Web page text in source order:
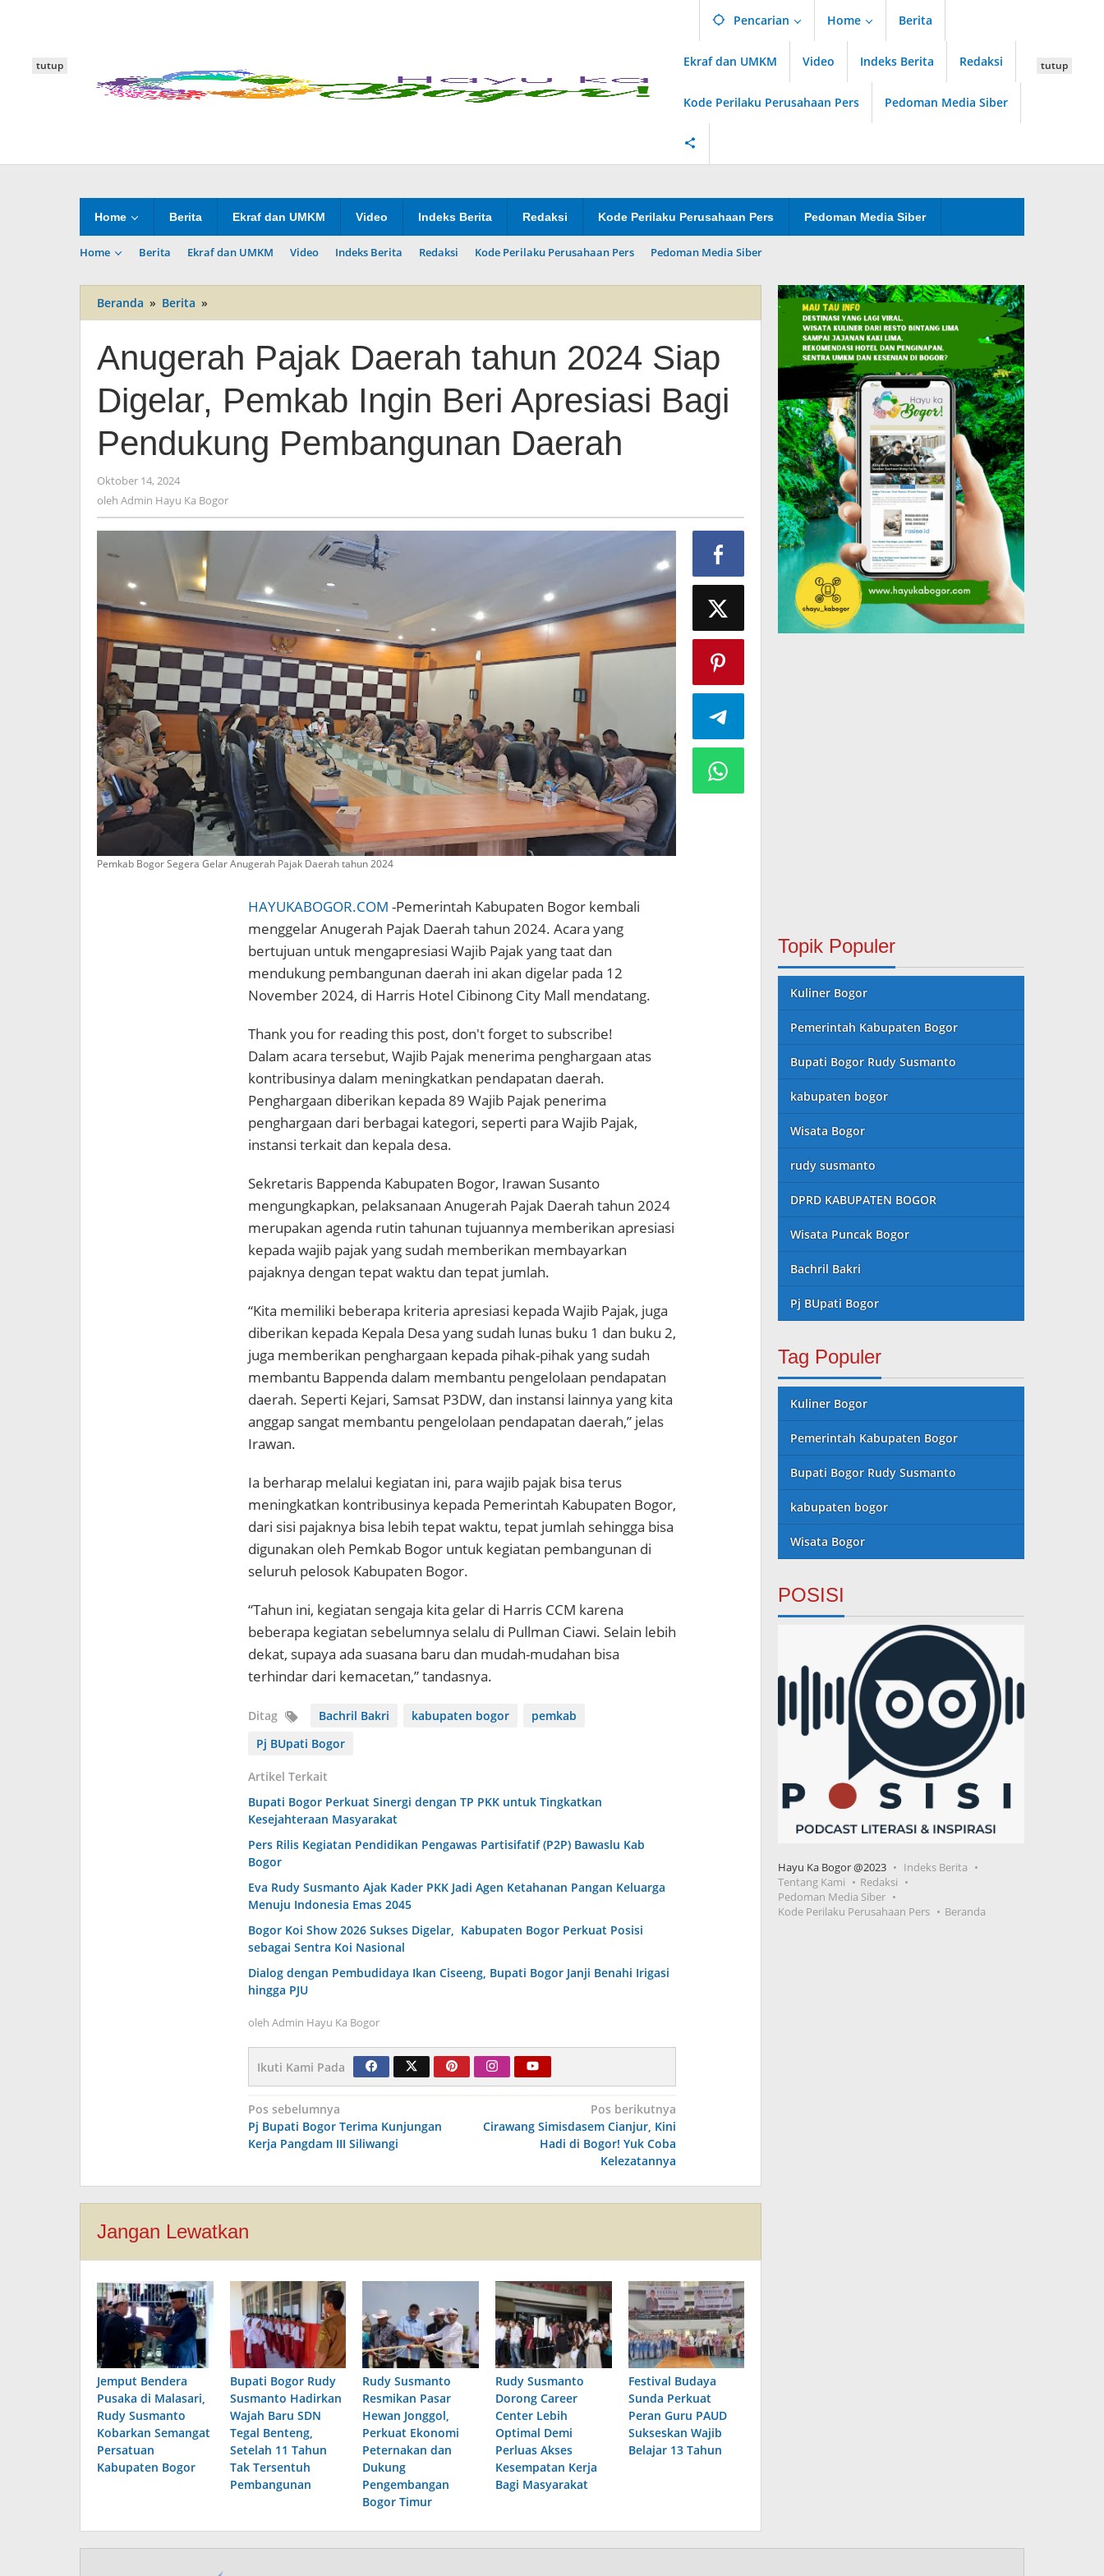
Pencarian Home Berita
Ekraf dan UMKM Video Indeks Berita Redaksi
Kode Perilaku Perusahaan Pers Pedoman Media Siber
Home Berita Ekraf dan UMKM Video Indeks Berita Redaksi Kode Perilaku Perusahaan Pers Pedoman Media Siber
Home Berita Ekraf dan UMKM Video Indeks Berita Redaksi Kode Perilaku Perusahaan Pers Pedoman Media Siber
tutup tutup
Beranda » Berita »
Pajak
tahun
2024
Siap
Digelar,
Ingin
Beri
Pendukung
Pembangunan
Anugerah Pajak Daerah tahun 2024 Siap
Digelar, Pemkab Ingin Beri Apresiasi Bagi
Pendukung Pembangunan Daerah
Oktober 14, 2024
Admin
Hayu
Ka
oleh Admin Hayu Ka Bogor
Pemkab Bogor Segera Gelar Anugerah Pajak Daerah tahun 2024
HAYUKABOGOR.COM -Pemerintah Kabupaten Bogor kembali
menggelar Anugerah Pajak Daerah tahun 2024. Acara yang
bertujuan untuk mengapresiasi Wajib Pajak yang taat dan
mendukung pembangunan daerah ini akan digelar pada 12
November 2024, di Harris Hotel Cibinong City Mall mendatang.
Thank you for reading this post, don't forget to subscribe!
Dalam acara tersebut, Wajib Pajak menerima penghargaan atas
kontribusinya dalam meningkatkan pendapatan daerah.
Penghargaan diberikan kepada 89 Wajib Pajak penerima
penghargaan dari berbagai kategori, seperti para Wajib Pajak,
instansi terkait dan kepala desa.
Sekretaris Bappenda Kabupaten Bogor, Irawan Susanto
mengungkapkan, pelaksanaan Anugerah Pajak Daerah tahun 2024
merupakan agenda rutin tahunan tujuannya memberikan apresiasi
kepada wajib pajak yang sudah memberikan membayarkan
pajaknya dengan tepat waktu dan tepat jumlah.
“Kita memiliki beberapa kriteria apresiasi kepada Wajib Pajak, juga
diberikan kepada Kepala Desa yang sudah lunas buku 1 dan buku 2,
juga memberikan penghargaan kepada pihak-pihak yang sudah
membantu Bappenda dalam membantu pengelolaan pendapatan
daerah. Seperti Kejari, Samsat P3DW, dan instansi lainnya yang kita
anggap sangat membantu pengelolaan pendapatan daerah,” jelas
Irawan.
Ia berharap melalui kegiatan ini, para wajib pajak bisa terus
meningkatkan kontribusinya kepada Pemerintah Kabupaten Bogor,
dari sisi pajaknya bisa lebih tepat waktu, tepat jumlah sehingga bisa
digunakan oleh Pemkab Bogor untuk kegiatan pembangunan di
seluruh pelosok Kabupaten Bogor.
“Tahun ini, kegiatan sengaja kita gelar di Harris CCM karena
beberapa kegiatan sebelumnya selalu di Pullman Ciawi. Selain lebih
dekat, supaya ada suasana baru dan mudah-mudahan bisa
terhindar dari kemacetan,” tandasnya.
Ditag Bachril Bakri kabupaten bogor
pemkab
Pj BUpati Bogor
Artikel Terkait
Bupati Bogor Perkuat Sinergi dengan TP PKK untuk Tingkatkan
Kesejahteraan Masyarakat
Pers Rilis Kegiatan Pendidikan Pengawas Partisifatif (P2P) Bawaslu Kab
Bogor
Eva Rudy Susmanto Ajak Kader PKK Jadi Agen Ketahanan Pangan Keluarga
Menuju Indonesia Emas 2045
Bogor Koi Show 2026 Sukses Digelar, Kabupaten Bogor Perkuat Posisi
sebagai Sentra Koi Nasional
Dialog dengan Pembudidaya Ikan Ciseeng, Bupati Bogor Janji Benahi Irigasi
hingga PJU
oleh Admin Hayu Ka Bogor
Ikuti Kami Pada
Navigasi
pos
Pos sebelumnya
Pj Bupati Bogor Terima Kunjungan
Kerja Pangdam III Siliwangi
Pos berikutnya
Cirawang Simisdasem Cianjur, Kini
Hadi di Bogor! Yuk Coba
Kelezatannya
Jangan Lewatkan
Jemput Bendera
Pusaka di Malasari,
Rudy Susmanto
Kobarkan Semangat
Persatuan
Kabupaten Bogor
Bupati Bogor Rudy
Susmanto Hadirkan
Wajah Baru SDN
Tegal Benteng,
Setelah 11 Tahun
Tak Tersentuh
Pembangunan
Rudy Susmanto
Resmikan Pasar
Hewan Jonggol,
Perkuat Ekonomi
Peternakan dan
Dukung
Pengembangan
Bogor Timur
Rudy Susmanto
Dorong Career
Center Lebih
Optimal Demi
Perluas Akses
Kesempatan Kerja
Bagi Masyarakat
Festival Budaya
Sunda Perkuat
Peran Guru PAUD
Sukseskan Wajib
Belajar 13 Tahun
Topik Populer
Kuliner Bogor
Pemerintah Kabupaten Bogor
Bupati Bogor Rudy Susmanto
kabupaten bogor
Wisata Bogor
rudy susmanto
DPRD KABUPATEN BOGOR
Wisata Puncak Bogor
Bachril Bakri
Pj BUpati Bogor
Tag Populer
Kuliner Bogor
Pemerintah Kabupaten Bogor
Bupati Bogor Rudy Susmanto
kabupaten bogor
Wisata Bogor
POSISI
Hayu Ka Bogor @2023
Indeks Berita
Tentang Kami
Redaksi
Pedoman Media Siber
Kode Perilaku Perusahaan Pers
Beranda